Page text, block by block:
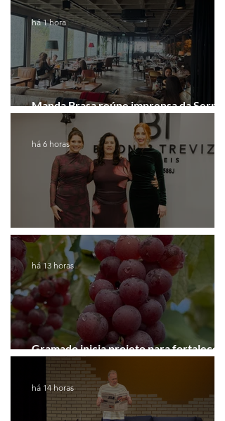
Manda Brasa reúne imprensa da Serra
Gaúcha para falar de expansão
há 1 hora
Coluna de Caxias
há 6 horas
Gramado inicia projeto para fortalecer a
Rota do Vinho
há 13 horas
há 14 horas